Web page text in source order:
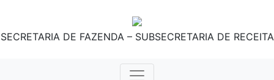
SECRETARIA DE FAZENDA – SUBSECRETARIA DE RECEITA